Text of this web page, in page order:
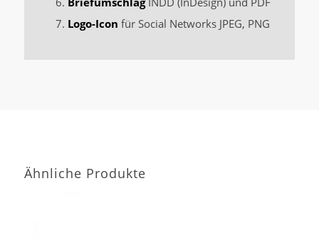
Logo-Icon für Social Networks JPEG, PNG
Ähnliche Produkte